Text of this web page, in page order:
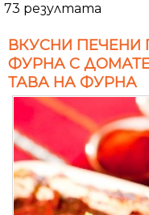
73 резултата
ВКУСНИ ПЕЧЕНИ
ФУРНА С
ТАВА НА ФУРНА